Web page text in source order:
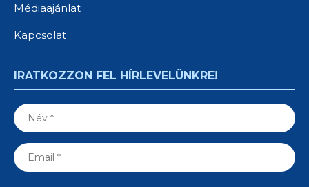
Médiaajánlat
Kapcsolat
IRATKOZZON FEL HÍRLEVELÜNKRE!